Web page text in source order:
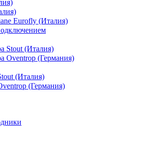
Eurofly (Италия)
Stout (Италия)
Oventrop (Германия)
(Италия)
(Германия)